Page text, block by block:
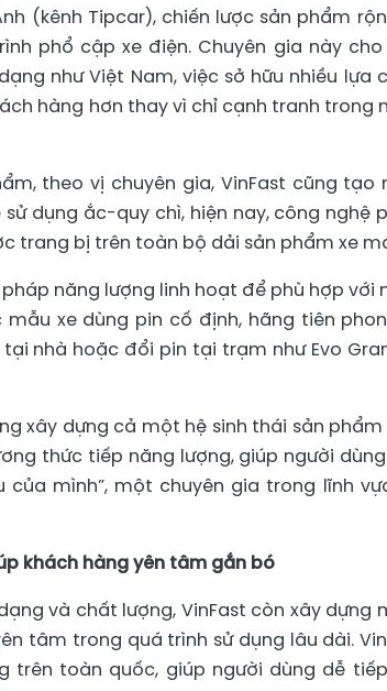
(kênh Tipcar), chiến lược sản phẩm
phổ cập xe điện. Chuyên gia này cho
như Việt Nam, việc sở hữu nhiều lựa
hàng hơn thay vì chỉ cạnh tranh trong
theo vị chuyên gia, VinFast cũng tạo
dụng ắc-quy chì, hiện nay, công nghệ
trang bị trên toàn bộ dải sản phẩm xe
năng lượng linh hoạt để phù hợp với
mẫu xe dùng pin cố định, hãng tiên
nhà hoặc đổi pin tại trạm như Evo
xây dựng cả một hệ sinh thái sản phẩm
thức tiếp năng lượng, giúp người
mình”, một chuyên gia trong lĩnh
khách hàng yên tâm gắn bó
và chất lượng, VinFast còn xây dựng
tâm trong quá trình sử dụng lâu dài.
trên toàn quốc, giúp người dùng dễ